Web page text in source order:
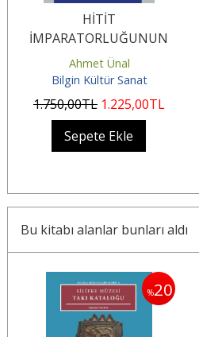
HİTİT
İMPARATORLUĞUNUN
YIKILIŞINDAN BÜYÜK
İSKENDER’İN ÖLÜMÜNE
KADAR...
Ahmet Ünal
Bilgin Kültür Sanat
1.750,00TL 1.225,00TL
Sepete Ekle
Bu kitabı alanlar bunları aldı
%20